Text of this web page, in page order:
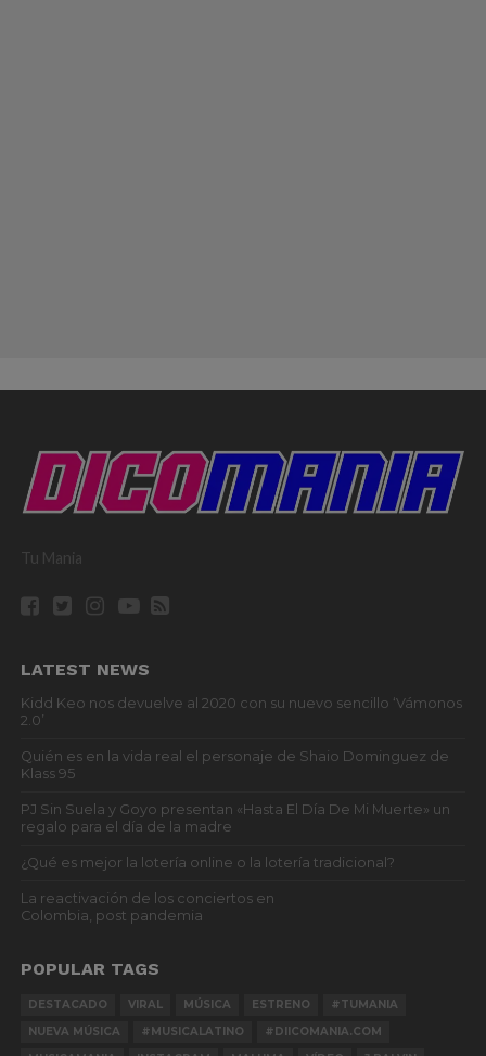
Tu Mania
LATEST NEWS
Kidd Keo nos devuelve al 2020 con su nuevo sencillo ‘Vámonos
2.0’
Quién es en la vida real el personaje de Shaio Dominguez de
Klass 95
PJ Sin Suela y Goyo presentan «Hasta El Día De Mi Muerte» un
regalo para el día de la madre
¿Qué es mejor la lotería online o la lotería tradicional?
La reactivación de los conciertos en
Colombia, post pandemia
POPULAR TAGS
DESTACADO VIRAL MÚSICA ESTRENO
#TUMANIA
NUEVA MÚSICA
#MUSICALATINO
#DIICOMANIA.COM